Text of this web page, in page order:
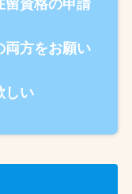
留資格の申請
両方をお願い
しい